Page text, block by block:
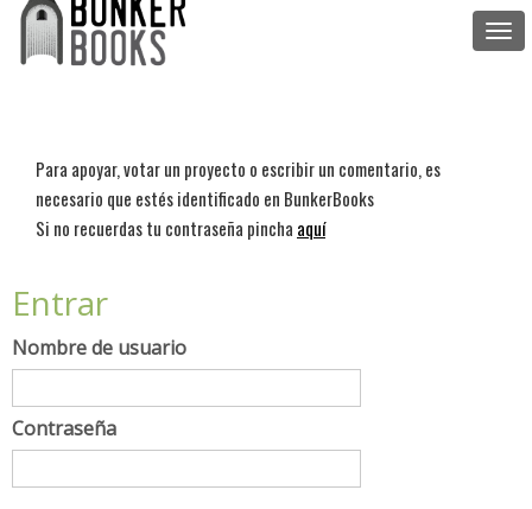
Para apoyar, votar un proyecto o escribir un comentario, es
necesario que estés identificado en BunkerBooks
Si no recuerdas tu contraseña pincha aquí
Entrar
Nombre de usuario
Contraseña